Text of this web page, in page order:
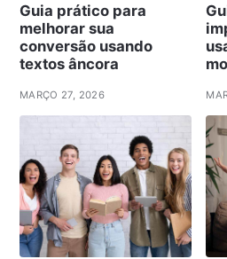
Guia prático para
melhorar sua
conversão usando
textos âncora
MARÇO 27, 2026